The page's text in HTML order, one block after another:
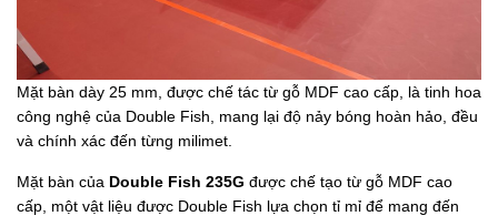
Mặt bàn dày 25 mm, được chế tác từ gỗ MDF cao cấp, là tinh hoa
công nghệ của Double Fish, mang lại độ nảy bóng hoàn hảo, đều
và chính xác đến từng milimet.
Mặt bàn của Double Fish 235G được chế tạo từ gỗ MDF cao
cấp, một vật liệu được Double Fish lựa chọn tỉ mỉ để mang đến